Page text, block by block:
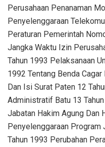
Perusahaan Penanaman
Penyelenggaraan
Peraturan Pemerintah
Jangka Waktu Izin
Tahun 1993 Pelaksanaan
1992 Tentang Benda
Dan Isi Surat Paten 12
Administratif Batu 13
Jabatan Hakim Agung Dan
Penyelenggaraan Program
Tahun 1993 Perubahan